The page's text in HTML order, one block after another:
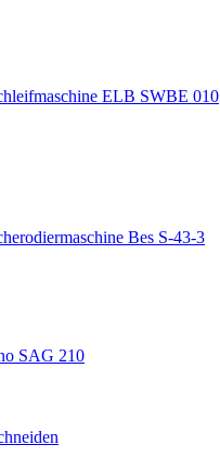
ELB SWBE 010
Bes S-43-3
SAG 210